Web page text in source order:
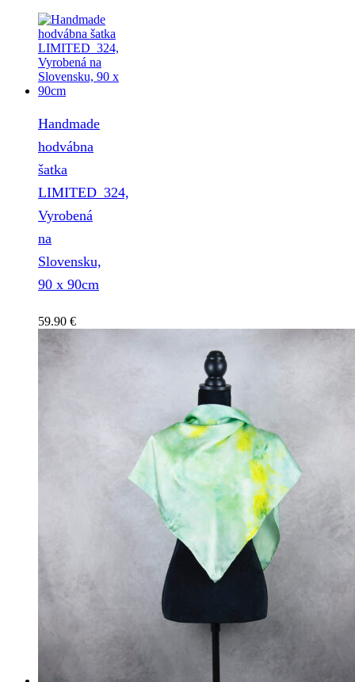
Handmade
hodvábna
šatka
LIMITED_324,
Vyrobená
na
Slovensku,
90 x 90cm
59.90 €